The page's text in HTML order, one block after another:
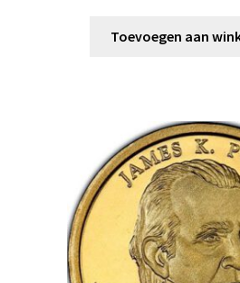
Toevoegen aan